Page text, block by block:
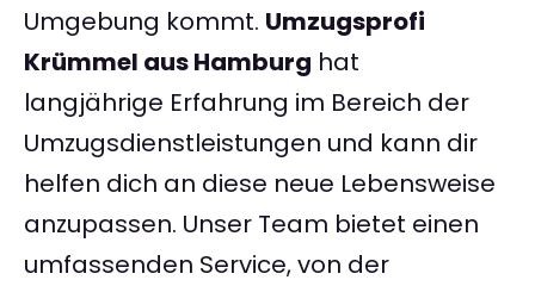
Umgebung kommt. Umzugsprofi
Krümmel aus Hamburg hat
langjährige Erfahrung im Bereich der
Umzugsdienstleistungen und kann dir
helfen dich an diese neue Lebensweise
anzupassen. Unser Team bietet einen
umfassenden Service, von der